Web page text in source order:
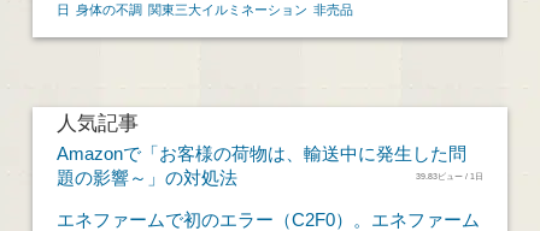
日 身体の不調 関東三大イルミネーション 非売品
人気記事
Amazonで「お客様の荷物は、輸送中に発生した問
題の影響～」の対処法
39.83ビュー / 1日
エネファームで初のエラー（C2F0）。エネファーム